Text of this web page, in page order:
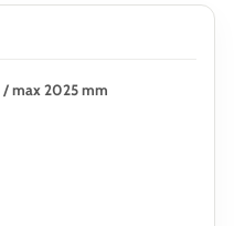
/ max 2025 mm